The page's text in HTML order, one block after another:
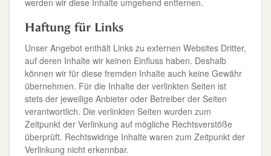
werden wir diese Inhalte umgehend entfernen.
Haftung für Links
Unser Angebot enthält Links zu externen Websites Dritter,
auf deren Inhalte wir keinen Einfluss haben. Deshalb
können wir für diese fremden Inhalte auch keine Gewähr
übernehmen. Für die Inhalte der verlinkten Seiten ist
stets der jeweilige Anbieter oder Betreiber der Seiten
verantwortlich. Die verlinkten Seiten wurden zum
Zeitpunkt der Verlinkung auf mögliche Rechtsverstöße
überprüft. Rechtswidrige Inhalte waren zum Zeitpunkt der
Verlinkung nicht erkennbar.